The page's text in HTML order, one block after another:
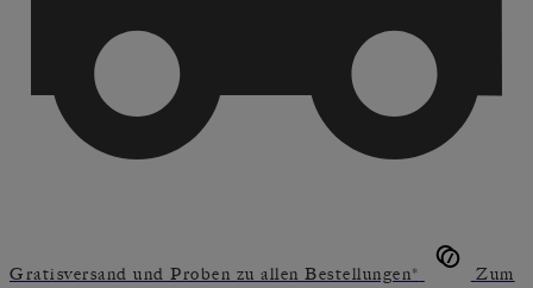
Gratisversand und Proben zu allen Bestellungen*
Zum